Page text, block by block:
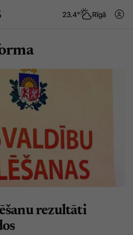
23.4° Rīgā
Pieslēgties
Tēmas
Dzīve un ticība
Ekonomika
Krimināli
rezultāti